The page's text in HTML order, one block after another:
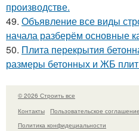
производстве.
49. Объявление все виды
начала разберём основные
50. Плита перекрытия
размеры бетонных и ЖБ
© 2026 Строить все
Контакты
Пользовательское соглашение
Политика конфидециальности